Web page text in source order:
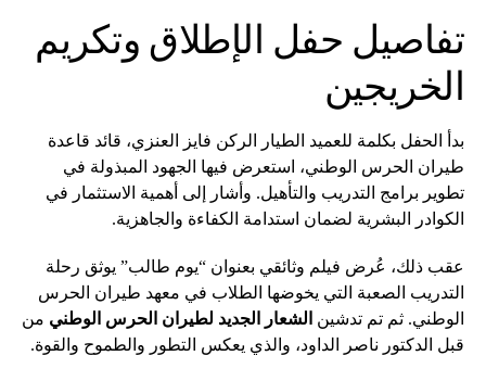
تفاصيل حفل الإطلاق وتكريم
الخريجين
بدأ الحفل بكلمة للعميد الطيار الركن فايز العنزي، قائد قاعدة
طيران الحرس الوطني، استعرض فيها الجهود المبذولة في
تطوير برامج التدريب والتأهيل. وأشار إلى أهمية الاستثمار في
الكوادر البشرية لضمان استدامة الكفاءة والجاهزية.
عقب ذلك، عُرض فيلم وثائقي بعنوان “يوم طالب” يوثق رحلة
التدريب الصعبة التي يخوضها الطلاب في معهد طيران الحرس
الوطني. ثم تم تدشين الشعار الجديد لطيران الحرس الوطني من
قبل الدكتور ناصر الداود، والذي يعكس التطور والطموح والقوة.